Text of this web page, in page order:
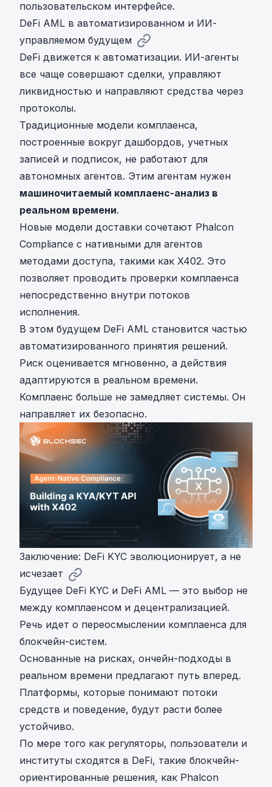
пользовательском интерфейсе.
DeFi AML в автоматизированном и ИИ-
управляемом будущем
DeFi движется к автоматизации. ИИ-агенты
все чаще совершают сделки, управляют
ликвидностью и направляют средства через
протоколы.
Традиционные модели комплаенса,
построенные вокруг дашбордов, учетных
записей и подписок, не работают для
автономных агентов. Этим агентам нужен
машиночитаемый комплаенс-анализ в
реальном времени.
Новые модели доставки сочетают Phalcon
Compliance с нативными для агентов
методами доступа, такими как X402. Это
позволяет проводить проверки комплаенса
непосредственно внутри потоков
исполнения.
В этом будущем DeFi AML становится частью
автоматизированного принятия решений.
Риск оценивается мгновенно, а действия
адаптируются в реальном времени.
Комплаенс больше не замедляет системы. Он
направляет их безопасно.
Заключение: DeFi KYC эволюционирует, а не
исчезает
Будущее DeFi KYC и DeFi AML — это выбор не
между комплаенсом и децентрализацией.
Речь идет о переосмыслении комплаенса для
блокчейн-систем.
Основанные на рисках, ончейн-подходы в
реальном времени предлагают путь вперед.
Платформы, которые понимают потоки
средств и поведение, будут расти более
устойчиво.
По мере того как регуляторы, пользователи и
институты сходятся в DeFi, такие блокчейн-
ориентированные решения, как Phalcon